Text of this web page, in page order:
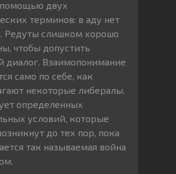
помощью двух
терминов: в аду нет
Редуты слишком хорошо
чтобы допустить
диалог. Взаимопонимание
само по себе, как
некоторые либералы.
определенных
условий, которые
до тех пор, пока
так называемая война